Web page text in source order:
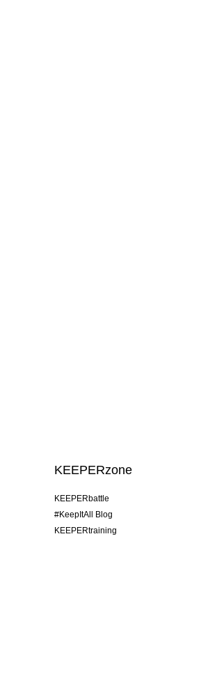
KEEPERzone
KEEPERbattle
#KeepItAll Blog
KEEPERtraining